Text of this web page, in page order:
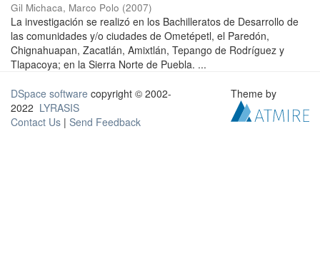
Gil Michaca, Marco Polo (2007)
La investigación se realizó en los Bachilleratos de Desarrollo de
las comunidades y/o ciudades de Ometépetl, el Paredón,
Chignahuapan, Zacatlán, Amixtlán, Tepango de Rodríguez y
Tlapacoya; en la Sierra Norte de Puebla. ...
DSpace software copyright © 2002-
2022 LYRASIS
Contact Us | Send Feedback
Theme by